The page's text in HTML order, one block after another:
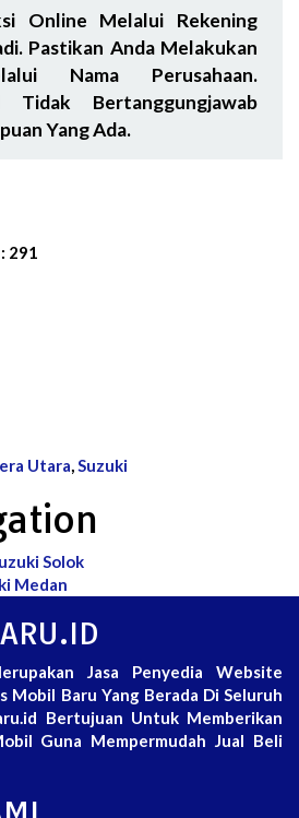
Online Melalui Rekening
Pastikan Anda Melakukan
Nama Perusahaan.
Tidak Bertanggungjawab
Yang Ada.
291
Utara,Suzuki
Solok
Medan
Jasa Penyedia Website
Mobil Baru Yang Berada Di Seluruh
Bertujuan Untuk Memberikan
Guna Mempermudah Jual Beli